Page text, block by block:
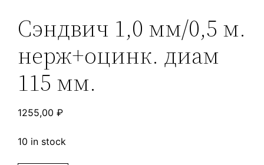
Сэндвич 1,0 мм/0,5 м.
нерж+оцинк. диам
115 мм.
1255,00₽
10 in stock